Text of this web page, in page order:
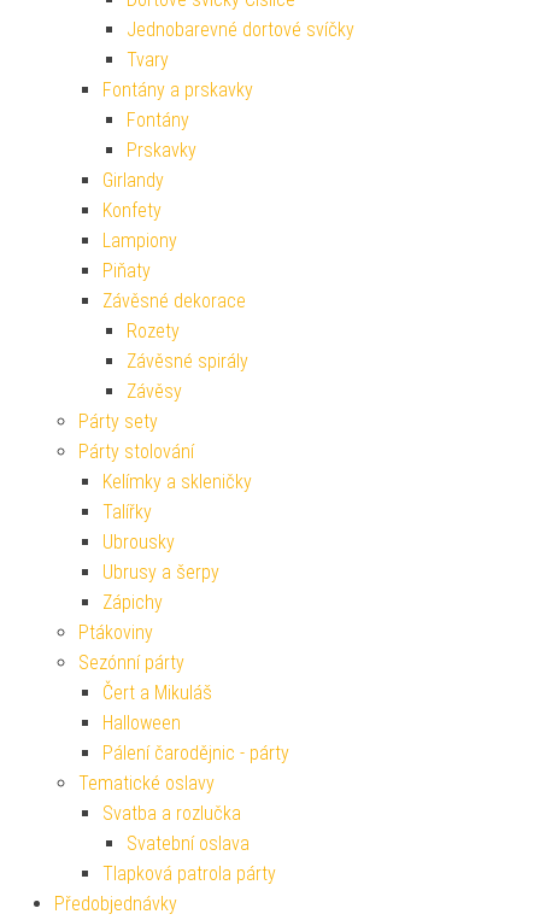
Jednobarevné dortové svíčky
Tvary
Fontány a prskavky
Fontány
Prskavky
Girlandy
Konfety
Lampiony
Piňaty
Závěsné dekorace
Rozety
Závěsné spirály
Závěsy
Párty sety
Párty stolování
Kelímky a skleničky
Talířky
Ubrousky
Ubrusy a šerpy
Zápichy
Ptákoviny
Sezónní párty
Čert a Mikuláš
Halloween
Pálení čarodějnic - párty
Tematické oslavy
Svatba a rozlučka
Svatební oslava
Tlapková patrola párty
Předobjednávky